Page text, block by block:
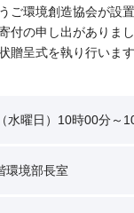
ご環境創造協会が設
付の申し出がありま
贈呈式を執り行いま
水曜日）10時00分～
環境部長室